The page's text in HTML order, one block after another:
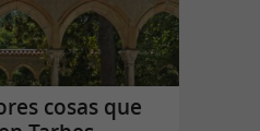
cosas que